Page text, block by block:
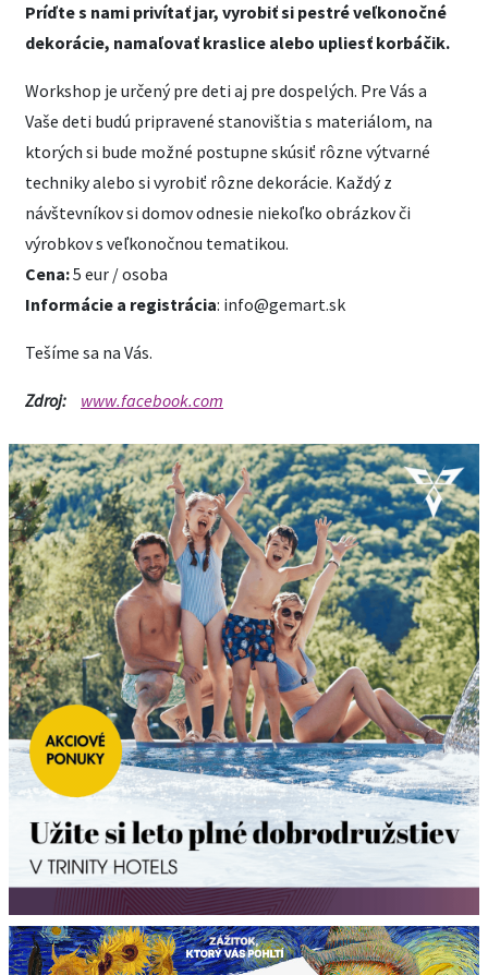
Príďte s nami privítať jar, vyrobiť si pestré veľkonočné
dekorácie, namaľovať kraslice alebo upliesť korbáčik.
Workshop je určený pre deti aj pre dospelých. Pre Vás a
Vaše deti budú pripravené stanovištia s materiálom, na
ktorých si bude možné postupne skúsiť rôzne výtvarné
techniky alebo si vyrobiť rôzne dekorácie. Každý z
návštevníkov si domov odnesie niekoľko obrázkov či
výrobkov s veľkonočnou tematikou.
Cena:5 eur / osoba
Informácie a registrácia: info@gemart.sk
Tešíme sa na Vás.
Zdroj: www.facebook.com